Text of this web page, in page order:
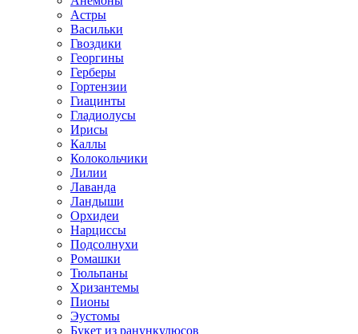
Астры
Васильки
Гвоздики
Георгины
Герберы
Гортензии
Гиацинты
Гладиолусы
Ирисы
Каллы
Колокольчики
Лилии
Лаванда
Ландыши
Орхидеи
Нарциссы
Подсолнухи
Ромашки
Тюльпаны
Хризантемы
Пионы
Эустомы
Букет из ранункулюсов